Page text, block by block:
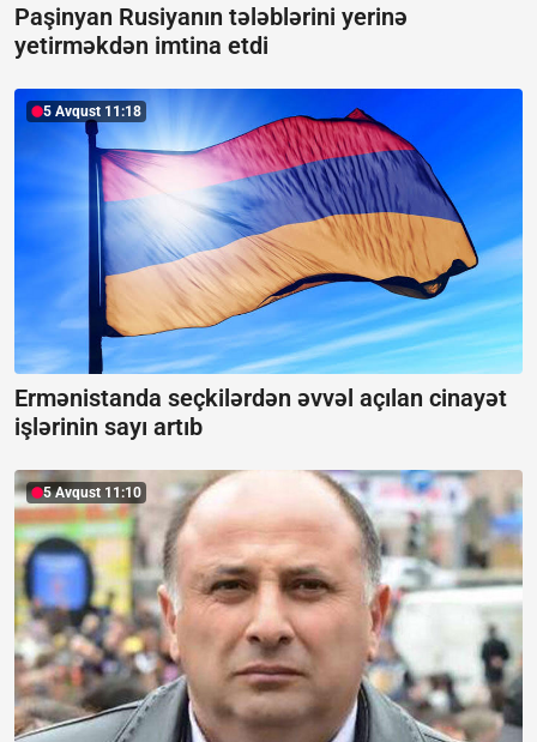
Paşinyan Rusiyanın tələblərini yerinə
yetirməkdən imtina etdi
5 Avqust 11:18
Ermənistanda seçkilərdən əvvəl açılan cinayət
işlərinin sayı artıb
5 Avqust 11:10